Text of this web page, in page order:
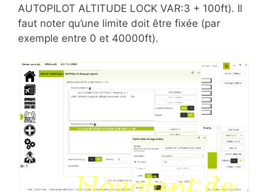
AUTOPILOT ALTITUDE LOCK VAR:3 + 100ft). Il
faut noter qu’une limite doit être fixée (par
exemple entre 0 et 40000ft).